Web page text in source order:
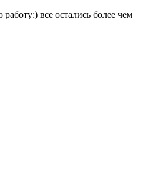
все остались более чем